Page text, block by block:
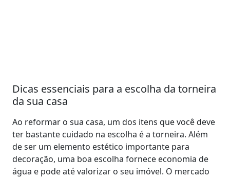
Dicas essenciais para a escolha da torneira
da sua casa
Ao reformar o sua casa, um dos itens que você deve
ter bastante cuidado na escolha é a torneira. Além
de ser um elemento estético importante para
decoração, uma boa escolha fornece economia de
água e pode até valorizar o seu imóvel. O mercado